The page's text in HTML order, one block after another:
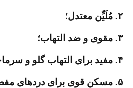
۲. مُلَیِّن معتدل؛
۳. مقوی و ضد التهاب؛
۴. مفید برای التهاب گلو و سرماخوردگی؛
۵. مسکن قوی برای دردهای مفصلی و معده.